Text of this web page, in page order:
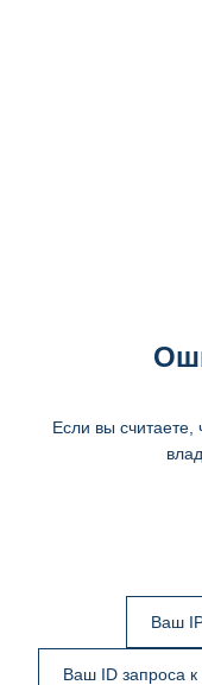
Если вы считаете,
Ваш
Ваш ID запроса к